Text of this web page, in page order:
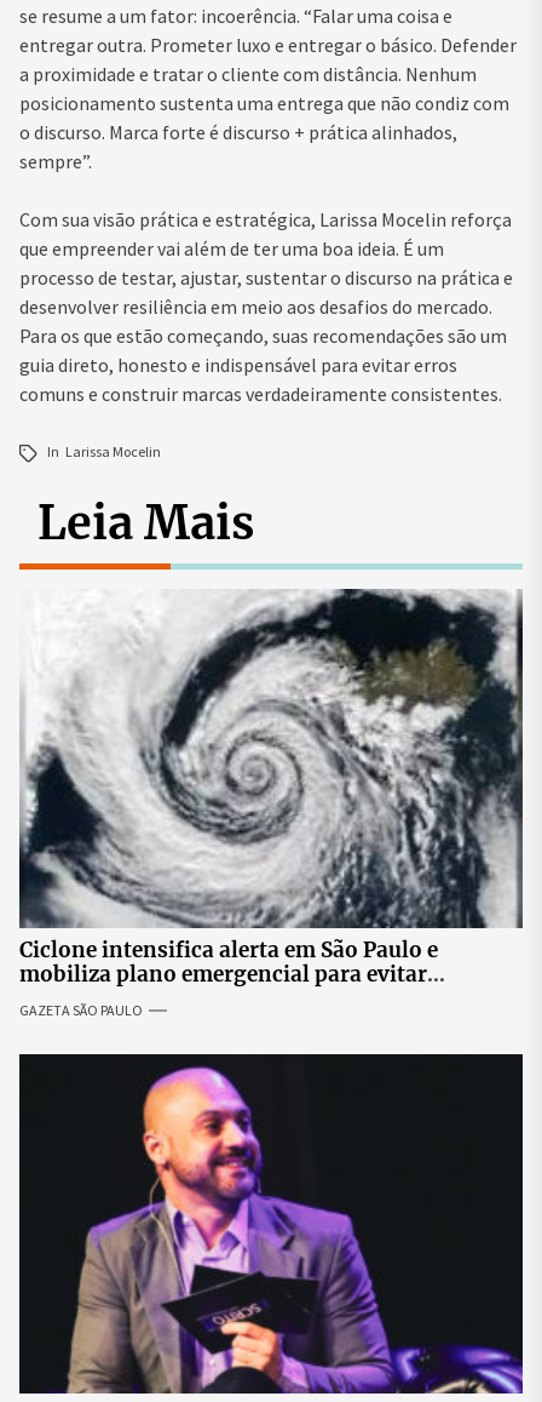
se resume a um fator: incoerência. “Falar uma coisa e
entregar outra. Prometer luxo e entregar o básico. Defender
a proximidade e tratar o cliente com distância. Nenhum
posicionamento sustenta uma entrega que não condiz com
o discurso. Marca forte é discurso + prática alinhados,
sempre”.
Com sua visão prática e estratégica, Larissa Mocelin reforça
que empreender vai além de ter uma boa ideia. É um
processo de testar, ajustar, sustentar o discurso na prática e
desenvolver resiliência em meio aos desafios do mercado.
Para os que estão começando, suas recomendações são um
guia direto, honesto e indispensável para evitar erros
comuns e construir marcas verdadeiramente consistentes.
In Larissa Mocelin
Leia Mais
Ciclone intensifica alerta em São Paulo e
mobiliza plano emergencial para evitar
impactos no fornecimento de energia
GAZETA SÃO PAULO